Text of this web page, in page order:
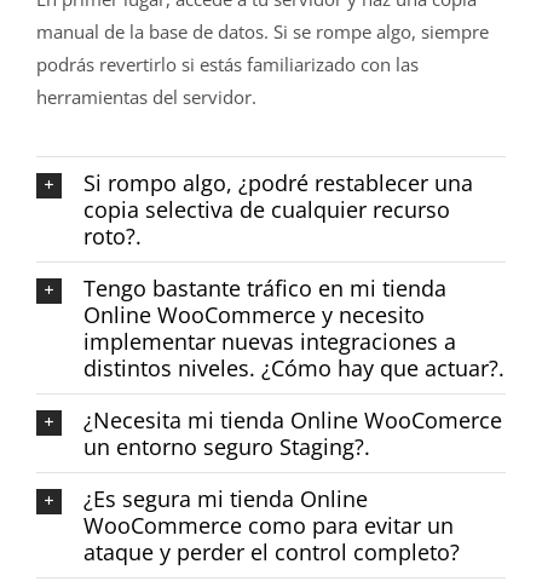
manual de la base de datos. Si se rompe algo, siempre
podrás revertirlo si estás familiarizado con las
herramientas del servidor.
Si rompo algo, ¿podré restablecer una
copia selectiva de cualquier recurso
roto?.
Tengo bastante tráfico en mi tienda
Online WooCommerce y necesito
implementar nuevas integraciones a
distintos niveles. ¿Cómo hay que actuar?.
¿Necesita mi tienda Online WooComerce
un entorno seguro Staging?.
¿Es segura mi tienda Online
WooCommerce como para evitar un
ataque y perder el control completo?